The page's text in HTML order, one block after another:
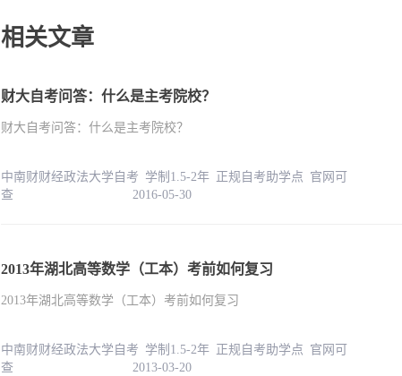
相关文章
财大自考问答：什么是主考院校？
财大自考问答：什么是主考院校？
中南财财经政法大学自考 学制1.5-2年 正规自考助学点 官网可
查 2016-05-30
2013年湖北高等数学（工本）考前如何复习
2013年湖北高等数学（工本）考前如何复习
中南财财经政法大学自考 学制1.5-2年 正规自考助学点 官网可
查 2013-03-20